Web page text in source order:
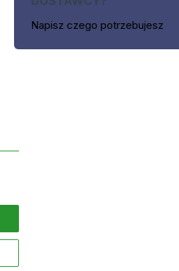
Napisz czego potrzebujesz